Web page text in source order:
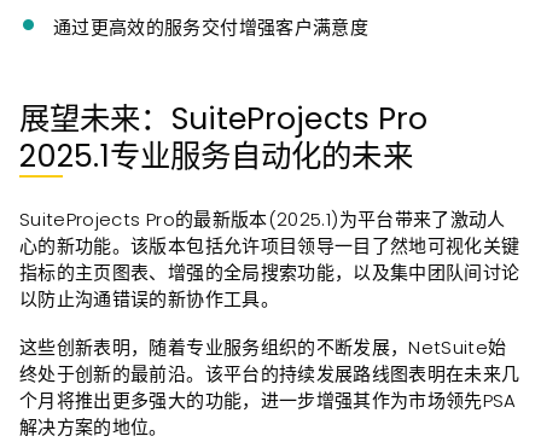
通过更高效的服务交付增强客户满意度
展望未来：SuiteProjects Pro
2025.1专业服务自动化的未来
SuiteProjects Pro的最新版本(2025.1)为平台带来了激动人
心的新功能。该版本包括允许项目领导一目了然地可视化关键
指标的主页图表、增强的全局搜索功能，以及集中团队间讨论
以防止沟通错误的新协作工具。
这些创新表明，随着专业服务组织的不断发展，NetSuite始
终处于创新的最前沿。该平台的持续发展路线图表明在未来几
个月将推出更多强大的功能，进一步增强其作为市场领先PSA
解决方案的地位。